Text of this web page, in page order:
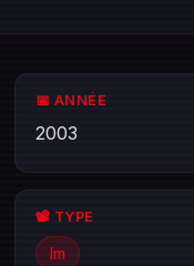
📅 ANNÉE
2003
📽️ TYPE
lm